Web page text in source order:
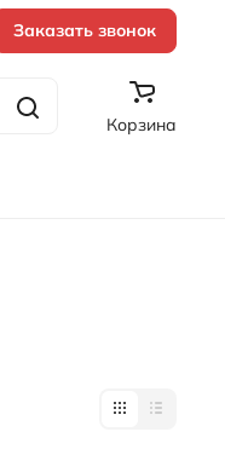
Заказать звонок
Корзина